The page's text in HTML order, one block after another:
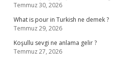
Temmuz 30, 2026
What is pour in Turkish ne demek ?
Temmuz 29, 2026
Koşullu sevgi ne anlama gelir ?
Temmuz 27, 2026